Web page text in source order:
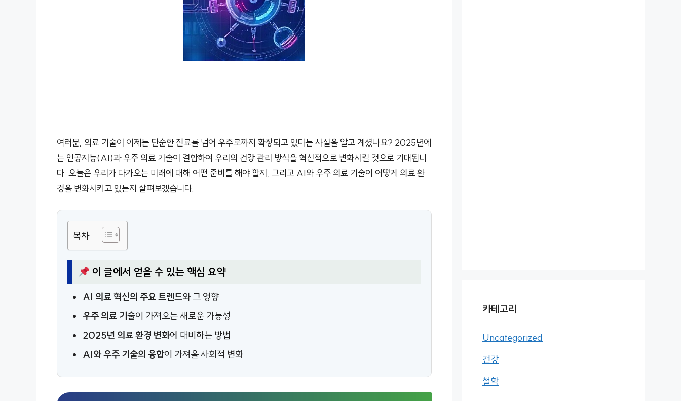
여러분, 의료 기술이 이제는 단순한 진료를 넘어 우주로까지 확장되고 있다는 사실을 알고 계셨나요? 2025년에
는 인공지능(AI)과 우주 의료 기술이 결합하여 우리의 건강 관리 방식을 혁신적으로 변화시킬 것으로 기대됩니
다. 오늘은 우리가 다가오는 미래에 대해 어떤 준비를 해야 할지, 그리고 AI와 우주 의료 기술이 어떻게 의료 환
경을 변화시키고 있는지 살펴보겠습니다.
목차
이 글에서 얻을 수 있는 핵심 요약
AI 의료 혁신의 주요 트렌드와 그 영향
우주 의료 기술이 가져오는 새로운 가능성
2025년 의료 환경 변화에 대비하는 방법
AI와 우주 기술의 융합이 가져올 사회적 변화
카테고리
Uncategorized
건강
철학